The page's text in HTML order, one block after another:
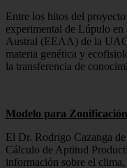
Entre los hitos del
experimental de Lúpulo
Austral (EEAA) de la
materia genética y
la transferencia de
Modelo para
El Dr. Rodrigo Cazanga
Cálculo de Aptitud
información sobre el